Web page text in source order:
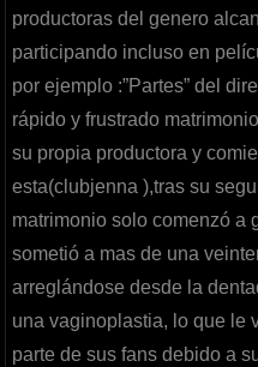
productoras del genero
participando incluso en
por ejemplo :”Partes” del
rápido y frustrado
su propia productora y
esta(clubjenna ),tras su
matrimonio solo comenzó a
sometió a mas de una
arreglándose desde la
una vaginoplastia, lo que le
parte de sus fans debido a